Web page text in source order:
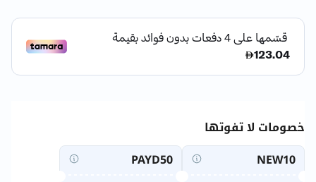
خصومات لا تفوتها
NEW10
PAYD50